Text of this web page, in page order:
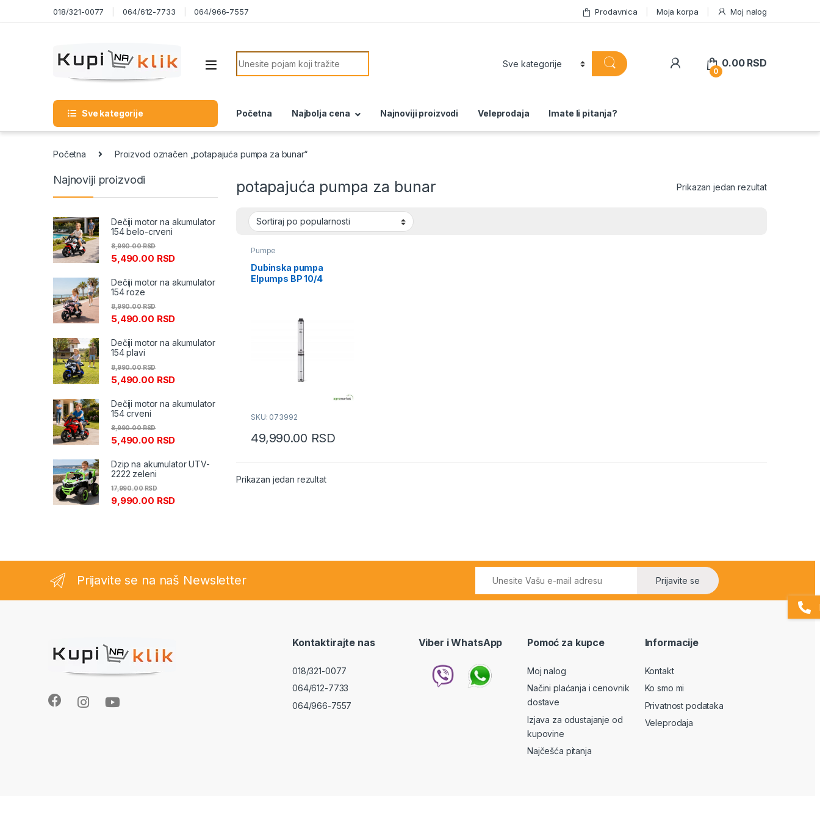
Skip to navigation018/321-0077 064/612-7733 064/966-7557 Prodavnica Moja korpa Moj nalog
Search for:
0
0.00 RSD
Sve kategorije Početna Najbolja cena Najnoviji proizvodi Veleprodaja Imate li pitanja?
Početna Proizvod označen „potapajuća pumpa za bunar“
potapajuća pumpa za bunar Prikazan jedan rezultat
Pumpe
Dubinska pumpa
Elpumps BP 10/4
SKU: 073992
49,990.00 RSD
Prikazan jedan rezultat
Najnoviji proizvodi
Dečiji motor na akumulator
154 belo-crveni
5,490.00 RSD
8,990.00RSD
Dečiji motor na akumulator
154 roze
5,490.00 RSD
8,990.00RSD
Dečiji motor na akumulator
154 plavi
5,490.00 RSD
8,990.00RSD
Dečiji motor na akumulator
154 crveni
5,490.00 RSD
8,990.00RSD
Dzip na akumulator UTV-
2222 zeleni
9,990.00 RSD
17,990.00RSD
Prijavite se na naš Newsletter Prijavite se
Kontaktirajte nas
018/321-0077
064/612-7733
064/966-7557
Viber i WhatsApp Pomoć za kupce
Moj nalog
Načini plaćanja i cenovnik
dostave
Izjava za odustajanje od
kupovine
Najčešća pitanja
Informacije
Kontakt
Ko smo mi
Privatnost podataka
Veleprodaja